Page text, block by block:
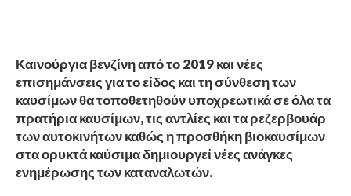
Καινούργια βενζίνη από το 2019 και νέες
επισημάνσεις για το είδος και τη σύνθεση των
καυσίμων θα τοποθετηθούν υποχρεωτικά σε όλα τα
πρατήρια καυσίμων, τις αντλίες και τα ρεζερβουάρ
των αυτοκινήτων καθώς η προσθήκη βιοκαυσίμων
στα ορυκτά καύσιμα δημιουργεί νέες ανάγκες
ενημέρωσης των καταναλωτών.